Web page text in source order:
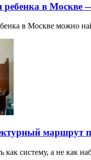
ребенка в
в Москве можно
маршрут
как систему, а не как